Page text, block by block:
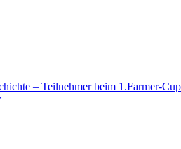
– Teilnehmer beim 1.Farmer-Cup